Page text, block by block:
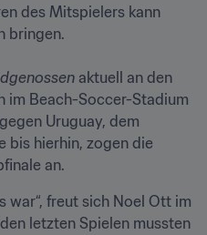
des Mitspielers kann
bringen.
aktuell an den
im Beach-Soccer-Stadium
Uruguay, dem
bis hierhin, zogen die
an.
war“, freut sich Noel Ott im
den letzten Spielen mussten